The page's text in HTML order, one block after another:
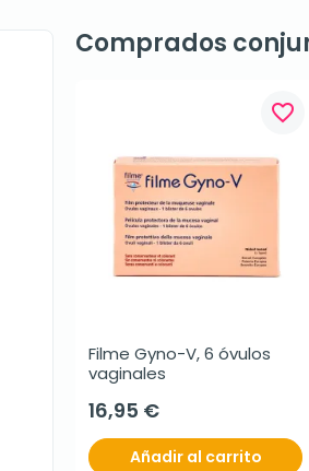
Comprados
favorite_border
Filme Gyno-V, 6 óvulos
vaginales
16,95 €
Añadir al carrito